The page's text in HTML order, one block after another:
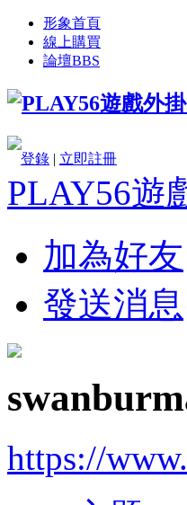
形象首頁
線上購買
論壇BBS
登錄 | 立即註冊
PLAY56遊
加為好友
發送消息
https://